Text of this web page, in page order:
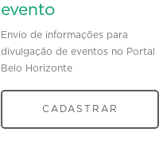
evento
Envio de informações para
divulgação de eventos no Portal
Belo Horizonte
CADASTRAR